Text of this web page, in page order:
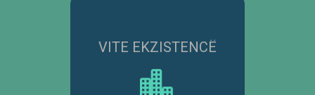
VITE EKZISTENCË